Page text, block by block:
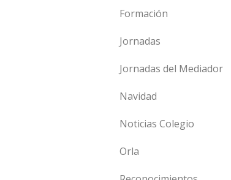
Formación
Jornadas
Jornadas del Mediador
Navidad
Noticias Colegio
Orla